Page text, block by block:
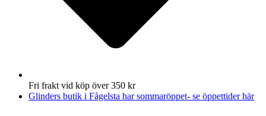
Fri frakt vid köp över 350 kr
Glinders butik i Fågelsta har sommaröppet- se öppettider här